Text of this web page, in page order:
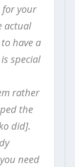
for your
actual
have a
special
rather
the
did].
need